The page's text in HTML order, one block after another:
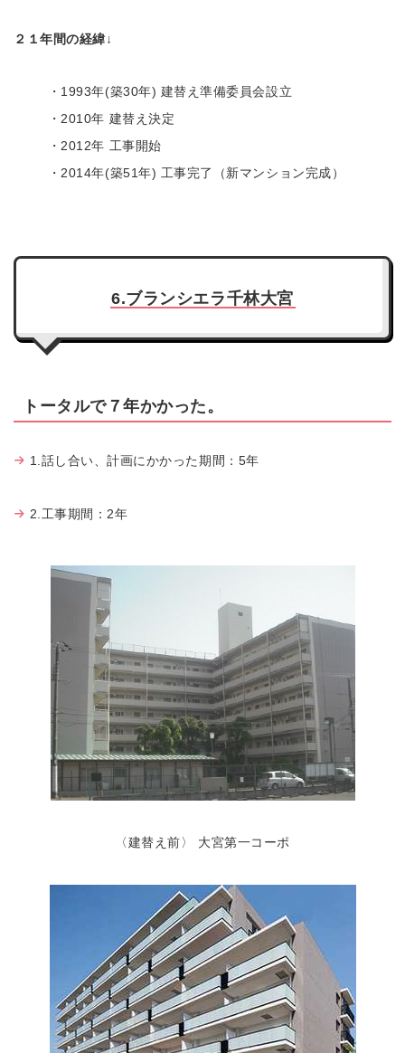
２１年間の経緯↓
・1993年(築30年) 建替え準備委員会設立
・2010年 建替え決定
・2012年 工事開始
・2014年(築51年) 工事完了（新マンション完成）
6.ブランシエラ千林大宮
トータルで７年かかった。
1.話し合い、計画にかかった期間：5年
2.工事期間：2年
〈建替え前〉 大宮第一コーポ